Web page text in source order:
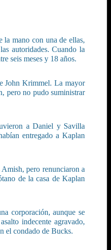
la mano con una de ellas,
autoridades. Cuando la
seis meses y 18 años.
John Krimmel. La mayor
pero no pudo suministrar
a Daniel y Savilla
entregado a Kaplan
pero renunciaron a
de la casa de Kaplan
corporación, aunque se
indecente agravado,
el condado de Bucks.